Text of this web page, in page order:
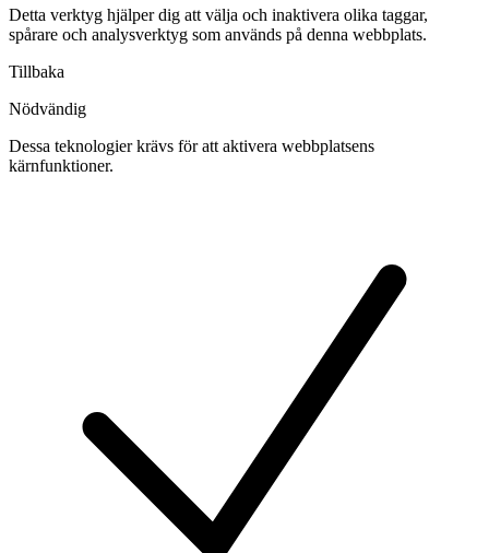
Detta verktyg hjälper dig att välja och inaktivera olika taggar,
spårare och analysverktyg som används på denna webbplats.
Tillbaka
Nödvändig
Dessa teknologier krävs för att aktivera webbplatsens
kärnfunktioner.